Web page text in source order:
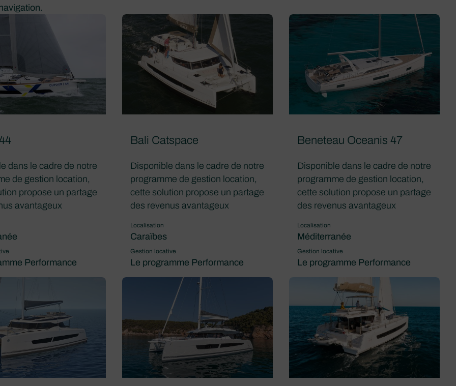
dans le cadre de notre
de gestion location,
propose un partage
avantageux
Performance
Bali Catspace
Disponible dans le cadre de notre
programme de gestion location,
cette solution propose un partage
des revenus avantageux
Localisation
Caraïbes
Gestion locative
Le programme Performance
Beneteau Oceanis 47
Disponible dans le cadre de notre
programme de gestion location,
cette solution propose un partage
des revenus avantageux
Localisation
Méditerranée
Gestion locative
Le programme Performance